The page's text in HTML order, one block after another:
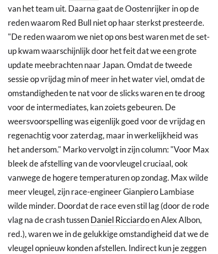
van het team uit. Daarna gaat de Oostenrijker in op de
reden waarom Red Bull niet op haar sterkst presteerde.
"De reden waarom we niet op ons best waren met de set-
up kwam waarschijnlijk door het feit dat we een grote
update meebrachten naar Japan. Omdat de tweede
sessie op vrijdag min of meer in het water viel, omdat de
omstandigheden te nat voor de slicks waren en te droog
voor de intermediates, kan zoiets gebeuren. De
weersvoorspelling was eigenlijk goed voor de vrijdag en
regenachtig voor zaterdag, maar in werkelijkheid was
het andersom." Marko vervolgt in zijn column: "Voor Max
bleek de afstelling van de voorvleugel cruciaal, ook
vanwege de hogere temperaturen op zondag. Max wilde
meer vleugel, zijn race-engineer Gianpiero Lambiase
wilde minder. Doordat de race even stil lag (door de rode
vlag na de crash tussenDaniel Ricciardoen Alex Albon,
red.), waren we in de gelukkige omstandigheid dat we de
vleugel opnieuw konden afstellen. Indirect kun je zeggen